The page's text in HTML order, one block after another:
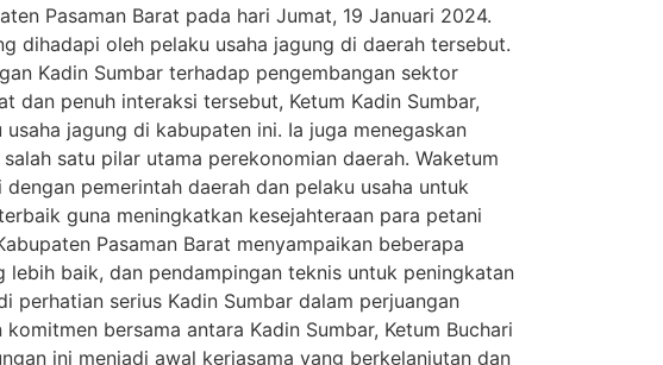
Pasaman Barat pada hari Jumat, 19 Januari 2024.
dihadapi oleh pelaku usaha jagung di daerah tersebut.
Kadin Sumbar terhadap pengembangan sektor
dan penuh interaksi tersebut, Ketum Kadin Sumbar,
jagung di kabupaten ini. Ia juga menegaskan
satu pilar utama perekonomian daerah. Waketum
pemerintah daerah dan pelaku usaha untuk
guna meningkatkan kesejahteraan para petani
Pasaman Barat menyampaikan beberapa
baik, dan pendampingan teknis untuk peningkatan
perhatian serius Kadin Sumbar dalam perjuangan
bersama antara Kadin Sumbar, Ketum Buchari
ini menjadi awal kerjasama yang berkelanjutan dan